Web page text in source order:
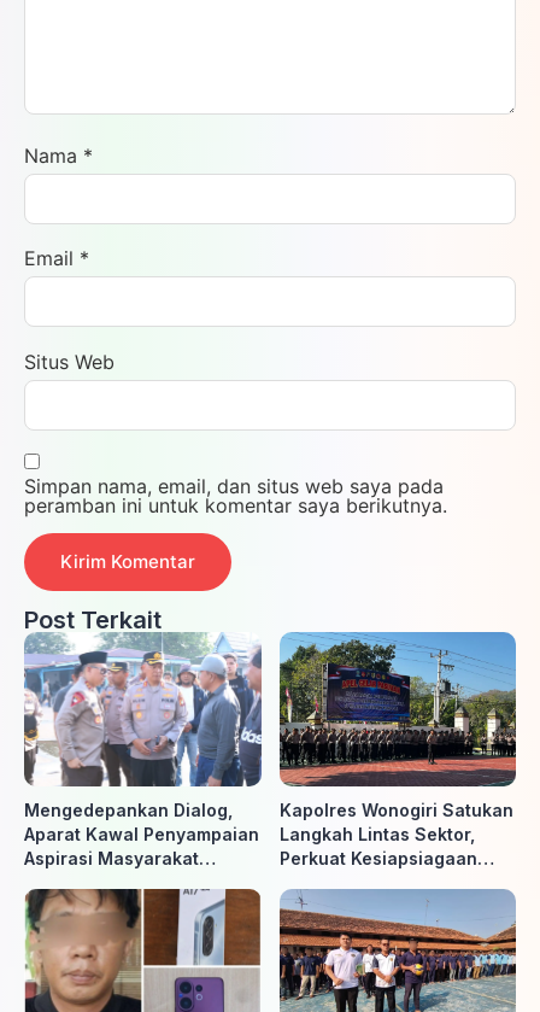
Nama *
Email *
Situs Web
Simpan nama, email, dan situs web saya pada
peramban ini untuk komentar saya berikutnya.
Post Terkait
Mengedepankan Dialog,
Aparat Kawal Penyampaian
Aspirasi Masyarakat
Timur
Kapolres Wonogiri Satukan
Langkah Lintas Sektor,
Perkuat Kesiapsiagaan